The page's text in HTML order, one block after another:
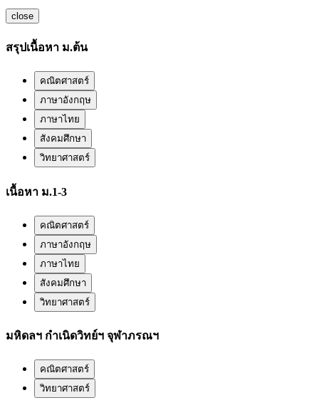
close
สรุปเนื้อหา ม.ต้น
คณิตศาสตร์
ภาษาอังกฤษ
ภาษาไทย
สังคมศึกษา
วิทยาศาสตร์
เนื้อหา ม.1-3
คณิตศาสตร์
ภาษาอังกฤษ
ภาษาไทย
สังคมศึกษา
วิทยาศาสตร์
มหิดลฯ กำเนิดวิทย์ฯ จุฬาภรณฯ
คณิตศาสตร์
วิทยาศาสตร์